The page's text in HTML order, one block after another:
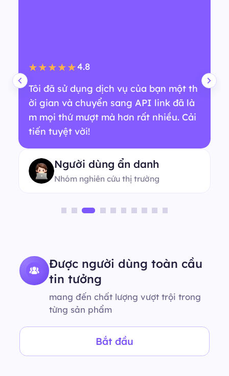
★★★★★4.8
Tôi đã sử dụng dịch vụ của bạn một th
ời gian và chuyển sang API link đã là
m mọi thứ mượt mà hơn rất nhiều. Cải
tiến tuyệt vời!
Người dùng ẩn danh
Nhóm nghiên cứu thị trường
Được người dùng toàn cầu
tin tưởng
mang đến chất lượng vượt trội trong
từng sản phẩm
Bắt đầu